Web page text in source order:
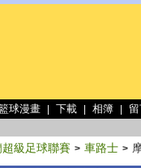
球漫畫 下載 相簿
級足球聯賽 > 車路士 >